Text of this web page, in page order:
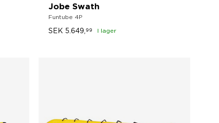
Jobe Swath
Funtube 4P
SEK 5.649, 99 I lager